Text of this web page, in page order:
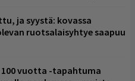
ja syystä: kovassa
ruotsalaisyhtye saapuu
100 vuotta -tapahtuma